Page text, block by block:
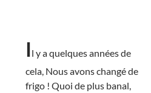
Il y a quelques années de
cela, Nous avons changé de
frigo ! Quoi de plus banal,